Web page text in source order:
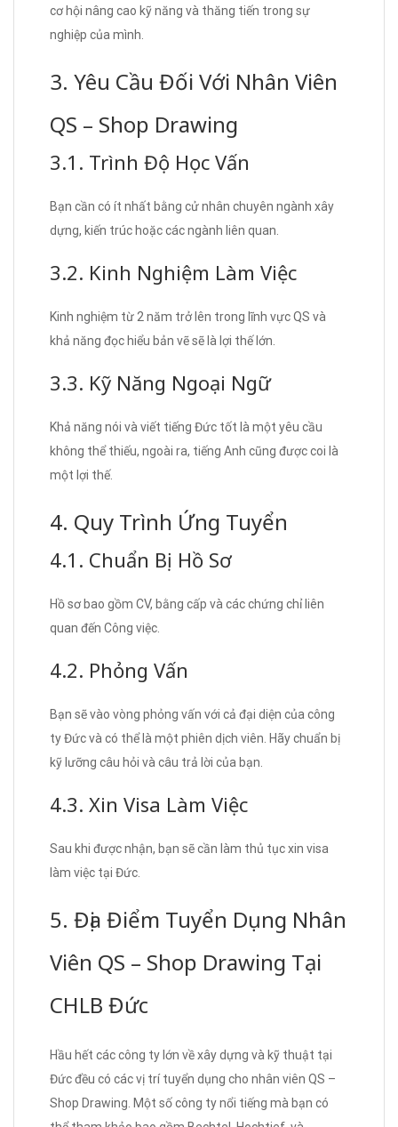
cơ hội nâng cao kỹ năng và thăng tiến trong sự
nghiệp của mình.
3. Yêu Cầu Đối Với Nhân Viên
QS – Shop Drawing
3.1. Trình Độ Học Vấn
Bạn cần có ít nhất bằng cử nhân chuyên ngành xây
dựng, kiến trúc hoặc các ngành liên quan.
3.2. Kinh Nghiệm Làm Việc
Kinh nghiệm từ 2 năm trở lên trong lĩnh vực QS và
khả năng đọc hiểu bản vẽ sẽ là lợi thế lớn.
3.3. Kỹ Năng Ngoại Ngữ
Khả năng nói và viết tiếng Đức tốt là một yêu cầu
không thể thiếu, ngoài ra, tiếng Anh cũng được coi là
một lợi thế.
4. Quy Trình Ứng Tuyển
4.1. Chuẩn Bị Hồ Sơ
Hồ sơ bao gồm CV, bằng cấp và các chứng chỉ liên
quan đến Công việc.
4.2. Phỏng Vấn
Bạn sẽ vào vòng phỏng vấn với cả đại diện của công
ty Đức và có thể là một phiên dịch viên. Hãy chuẩn bị
kỹ lưỡng câu hỏi và câu trả lời của bạn.
4.3. Xin Visa Làm Việc
Sau khi được nhận, bạn sẽ cần làm thủ tục xin visa
làm việc tại Đức.
5. Địa Điểm Tuyển Dụng Nhân
Viên QS – Shop Drawing Tại
CHLB Đức
Hầu hết các công ty lớn về xây dựng và kỹ thuật tại
Đức đều có các vị trí tuyển dụng cho nhân viên QS –
Shop Drawing. Một số công ty nổi tiếng mà bạn có